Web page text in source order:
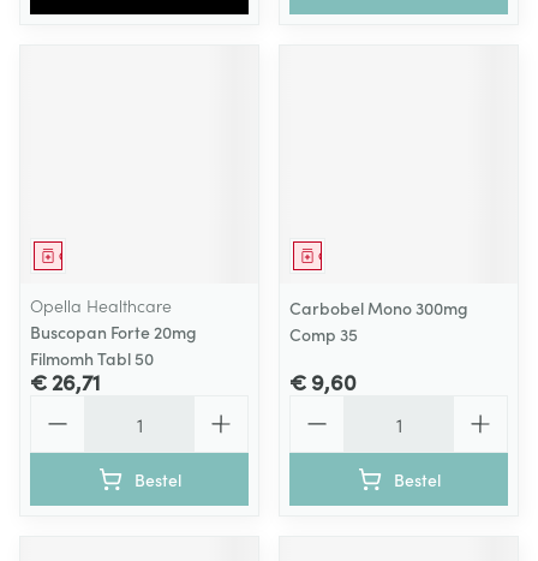
Geneesmiddel
Opella Healthcare
Buscopan Forte 20mg
Filmomh Tabl 50
€ 26,71
Bestel
Geneesmiddel
Carbobel Mono 300mg
Comp 35
€ 9,60
Bestel